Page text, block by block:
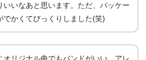
いいなあと思います。ただ、パッケー
でかくてびっくりしました(笑)
オリジナル曲でもバンドがいい。アレ